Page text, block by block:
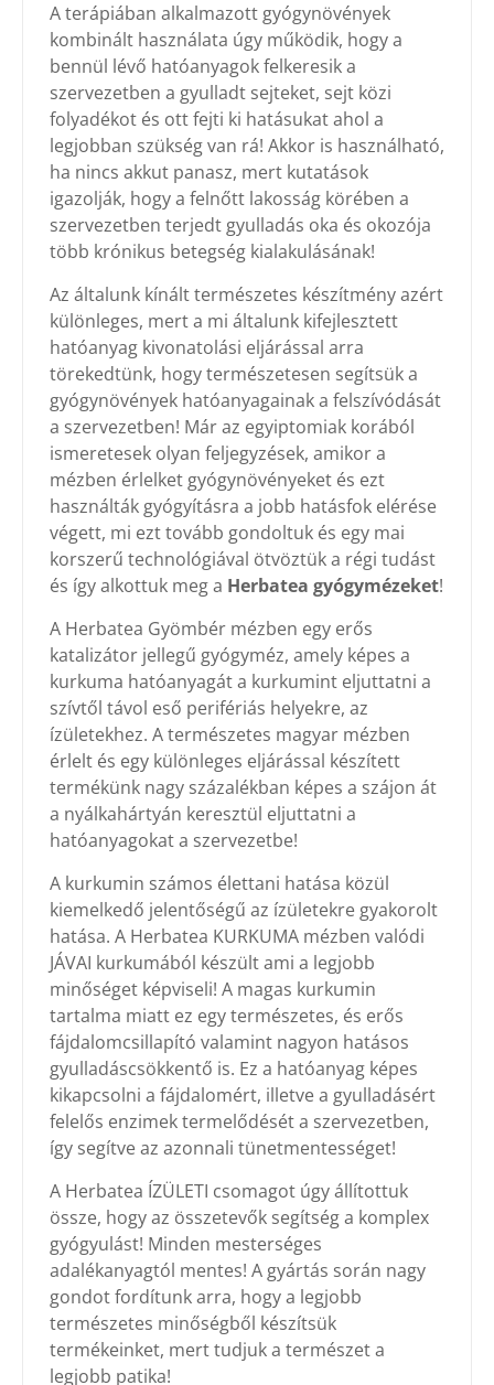
A terápiában alkalmazott gyógynövények
kombinált használata úgy működik, hogy a
bennül lévő hatóanyagok felkeresik a
szervezetben a gyulladt sejteket, sejt közi
folyadékot és ott fejti ki hatásukat ahol a
legjobban szükség van rá! Akkor is használható,
ha nincs akkut panasz, mert kutatások
igazolják, hogy a felnőtt lakosság körében a
szervezetben terjedt gyulladás oka és okozója
több krónikus betegség kialakulásának!
Az általunk kínált természetes készítmény azért
különleges, mert a mi általunk kifejlesztett
hatóanyag kivonatolási eljárással arra
törekedtünk, hogy természetesen segítsük a
gyógynövények hatóanyagainak a felszívódását
a szervezetben! Már az egyiptomiak korából
ismeretesek olyan feljegyzések, amikor a
mézben érlelket gyógynövényeket és ezt
használták gyógyításra a jobb hatásfok elérése
végett, mi ezt tovább gondoltuk és egy mai
korszerű technológiával ötvöztük a régi tudást
és így alkottuk meg a Herbatea gyógymézeket!
A Herbatea Gyömbér mézben egy erős
katalizátor jellegű gyógyméz, amely képes a
kurkuma hatóanyagát a kurkumint eljuttatni a
szívtől távol eső perifériás helyekre, az
ízületekhez. A természetes magyar mézben
érlelt és egy különleges eljárással készített
termékünk nagy százalékban képes a szájon át
a nyálkahártyán keresztül eljuttatni a
hatóanyagokat a szervezetbe!
A kurkumin számos élettani hatása közül
kiemelkedő jelentőségű az ízületekre gyakorolt
hatása. A Herbatea KURKUMA mézben valódi
JÁVAI kurkumából készült ami a legjobb
minőséget képviseli! A magas kurkumin
tartalma miatt ez egy természetes, és erős
fájdalomcsillapító valamint nagyon hatásos
gyulladáscsökkentő is. Ez a hatóanyag képes
kikapcsolni a fájdalomért, illetve a gyulladásért
felelős enzimek termelődését a szervezetben,
így segítve az azonnali tünetmentességet!
A Herbatea ÍZÜLETI csomagot úgy állítottuk
össze, hogy az összetevők segítség a komplex
gyógyulást! Minden mesterséges
adalékanyagtól mentes! A gyártás során nagy
gondot fordítunk arra, hogy a legjobb
természetes minőségből készítsük
termékeinket, mert tudjuk a természet a
legjobb patika!